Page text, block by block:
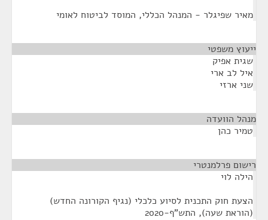
מאיר שפיגלר - המנהל הכללי, המוסד לביטוח לאומי
ייעוץ משפטי
שגית אפיק
איל לב ארי
שני ארזי
מנהל הוועדה
טמיר כהן
רישום פרלמנטרי
הילה לוי
הצעת חוק התכנית לסיוע כלכלי (נגיף הקורונה החדש)
(הוראת שעה), התש"ף-2020